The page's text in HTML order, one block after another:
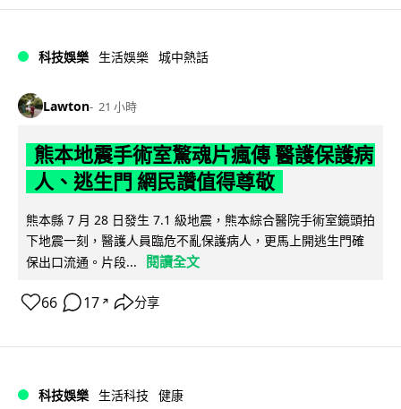
科技娛樂 生活娛樂 城中熱話
Lawton 21 小時
熊本地震手術室驚魂片瘋傳 醫護保護病
人、逃生門 網民讚值得尊敬
熊本縣 7 月 28 日發生 7.1 級地震，熊本綜合醫院手術室鏡頭拍
下地震一刻，醫護人員臨危不亂保護病人，更馬上開逃生門確
保出口流通。片段...
閱讀全文
66 17 ↗ 分享
科技娛樂 生活科技 健康